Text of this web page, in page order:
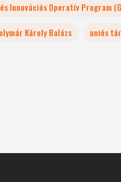
Innovációs Operatív Program
Károly Balázs uniós